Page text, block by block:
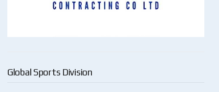
Global Sports Division